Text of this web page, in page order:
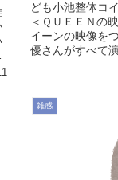
ども小池整体コ
＜ＱＵＥＥＮの
イーンの映像を
優さんがすべて
雑感